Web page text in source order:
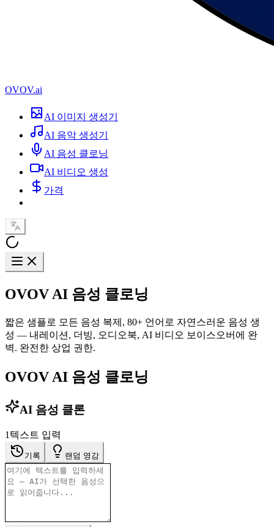
OVOV.ai
AI 이미지 생성기
AI 음악 생성기
AI 음성 클로닝
AI 비디오 생성
가격
OVOV AI 음성 클로닝
짧은 샘플로 모든 음성 복제, 80+ 언어로 자연스러운 음성 생
성 — 내레이션, 더빙, 오디오북, AI 비디오 보이스오버에 완
벽. 완전한 상업 권한.
OVOV AI 음성 클로닝
AI 음성 클론
1 텍스트 입력
기록 랜덤 영감